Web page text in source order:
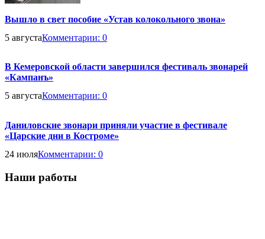
Вышло в свет пособие «Устав колокольного звона»
5 августаКомментарии: 0
В Кемеровской области завершился фестиваль звонарей
«Кампанъ»
5 августаКомментарии: 0
Даниловские звонари приняли участие в фестивале
«Царские дни в Костроме»
24 июляКомментарии: 0
Наши работы